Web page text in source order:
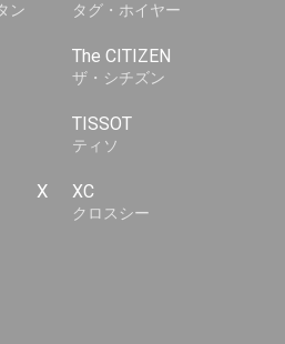
ン
タグ・ホイヤー
The CITIZEN
ザ・シチズン
TISSOT
ティソ
X XC
クロスシー